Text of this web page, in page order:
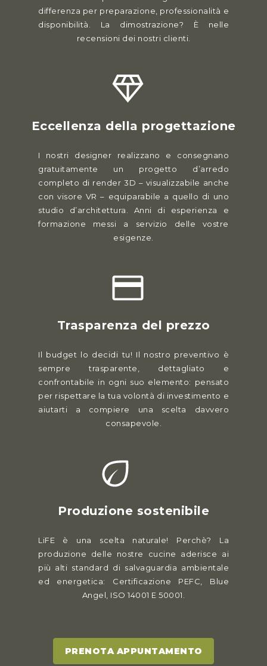
differenza per preparazione, professionalità e
disponibilità. La dimostrazione? È nelle
recensioni dei nostri clienti.
Eccellenza della progettazione
I nostri designer realizzano e consegnano
gratuitamente un progetto d’arredo
completo di render 3D – visualizzabile anche
con visore VR – equiparabile a quello di uno
studio d’architettura. Anni di esperienza e
formazione messi a servizio delle vostre
esigenze.
Trasparenza del prezzo
Il budget lo decidi tu! Il nostro preventivo è
sempre trasparente, dettagliato e
confrontabile in ogni suo elemento: pensato
per rispettare la tua volontà di investimento e
aiutarti a compiere una scelta davvero
consapevole.
Produzione sostenibile
LiFE è una scelta naturale! Perchè? La
produzione delle nostre cucine aderisce ai
più alti standard di salvaguardia ambientale
ed energetica: Certificazione PEFC, Blue
Angel, ISO 14001 E 50001.
PRENOTA APPUNTAMENTO